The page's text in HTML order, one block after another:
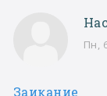
Пн,
Заикание